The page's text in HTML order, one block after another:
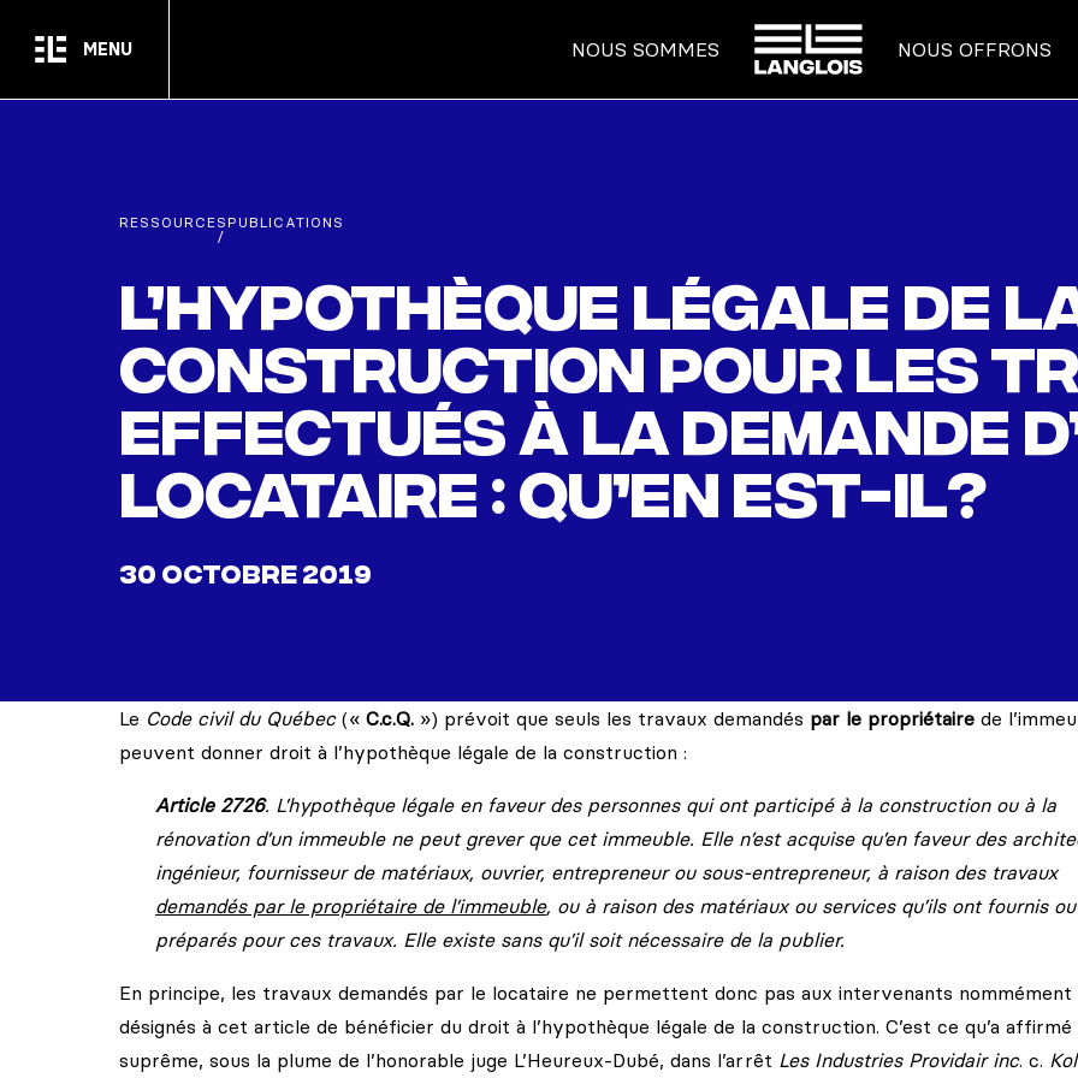
MENU NOUS SOMMES
ACCUEIL
NOUS OFFRONS
RESSOURCES
/
PUBLICATIONS
L’hypothèque légale de
construction pour les
effectués à la demande
locataire : qu’en est-il?
30 OCTOBRE 2019
Le Code civil du Québec (« C.c.Q. ») prévoit que seuls les travaux demandés par le propriétaire de
peuvent donner droit à l’hypothèque légale de la construction :
Article 2726. L’hypothèque légale en faveur des personnes qui ont participé à la construction ou à la
rénovation d’un immeuble ne peut grever que cet immeuble. Elle n’est acquise qu’en faveur des
ingénieur, fournisseur de matériaux, ouvrier, entrepreneur ou sous-entrepreneur, à raison des travaux
demandés par le propriétaire de l’immeuble, ou à raison des matériaux ou services qu’ils ont fournis ou
préparés pour ces travaux. Elle existe sans qu’il soit nécessaire de la publier.
En principe, les travaux demandés par le locataire ne permettent donc pas aux intervenants nommément
désignés à cet article de bénéficier du droit à l’hypothèque légale de la construction. C’est ce qu’a affirmé
suprême, sous la plume de l’honorable juge L’Heureux-Dubé, dans l’arrêt Les Industries Providair inc. c.